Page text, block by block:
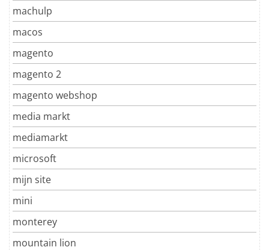
machulp
macos
magento
magento 2
magento webshop
media markt
mediamarkt
microsoft
mijn site
mini
monterey
mountain lion